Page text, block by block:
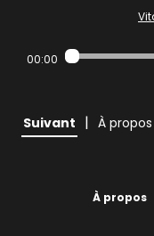
00:00
Suivant | À propos
À propos